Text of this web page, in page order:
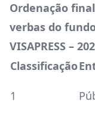
Ordenação
verbas do
VISAPRESS –
Classificação
1